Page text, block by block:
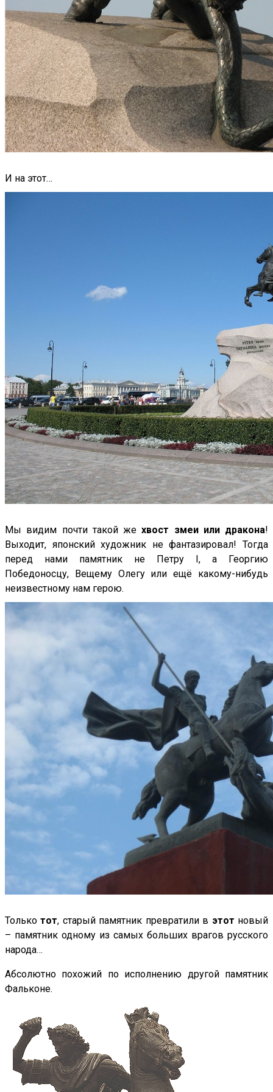
И на этот…
Мы видим почти такой жехвост змеи или дракона!
Выходит, японский художник не фантазировал! Тогда
перед нами памятник не Петру I, а Георгию
Победоносцу, Вещему Олегу или ещё какому-нибудь
неизвестному нам герою.
Толькотот, старый памятник превратили в этот новый
– памятник одному из самых больших врагов русского
народа…
Абсолютно похожий по исполнению другой памятник
Фальконе.